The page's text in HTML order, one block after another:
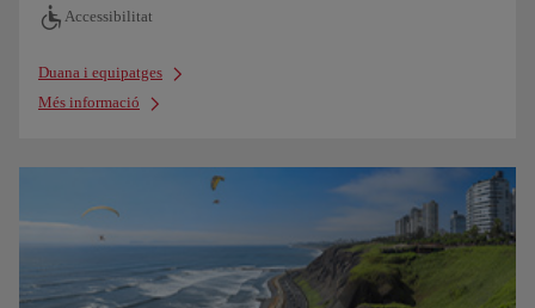
Accessibilitat
Duana i equipatges
Més informació